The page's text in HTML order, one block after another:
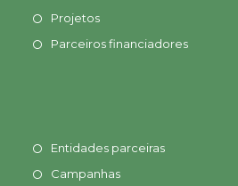
Projetos
Parceiros financiadores
Entidades parceiras
Campanhas